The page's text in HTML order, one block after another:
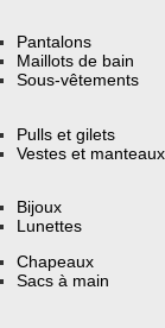
Pantalons
Maillots de bain
Sous-vêtements
Pulls et gilets
Vestes et manteaux
Bijoux
Lunettes
Chapeaux
Sacs à main